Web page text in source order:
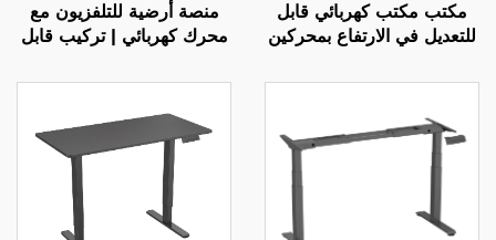
مكتب مكتب كهربائي قابل
للتعديل في الارتفاع بمحركين
MOUNTS JSD2-01
منصة أرضية للتلفزيون مع
محرك كهربائي | تركيب قابل
لشاشات بحجم 37-65 بوصة
مع ذاكرة الارتفاع وتعديل
متعدد المستويات | V-
MOUNTS VM-TC002